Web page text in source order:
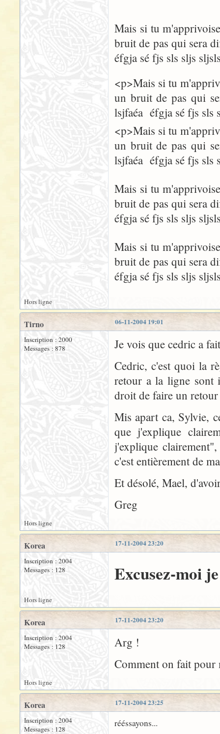
Mais si tu
bruit de pas qui sera
éfgja sé fjs sls sljs
<p>Mais si tu
un bruit de pas qui
lsjfaéa éfgja sé fjs
<p>Mais si tu
un bruit de pas qui
lsjfaéa éfgja sé fjs
Mais si tu
bruit de pas qui sera
éfgja sé fjs sls sljs
Mais si tu
bruit de pas qui sera
éfgja sé fjs sls sljs
Hors ligne
06-11-2004 19:01
Tirno
Inscription : 2000
Messages : 878
Je vois que cedric a
Cedric, c'est quoi la
retour a la ligne sont
droit de faire un
Mis apart ca, Sylvie,
que j'explique
j'explique
c'est entièrement de
Et désolé, Mael,
Greg
Hors ligne
17-11-2004 23:20
Korea
Inscription : 2004
Messages : 128
Excusez-moi
Hors ligne
17-11-2004 23:20
Korea
Inscription : 2004
Messages : 128
Arg !
Comment on fait pour
Hors ligne
17-11-2004 23:25
Korea
Inscription : 2004
Messages : 128
rééssayons...